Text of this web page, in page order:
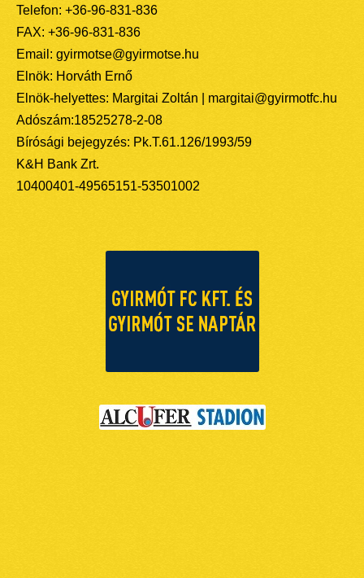
Telefon: +36-96-831-836
FAX: +36-96-831-836
Email: gyirmotse@gyirmotse.hu
Elnök: Horváth Ernő
Elnök-helyettes: Margitai Zoltán | margitai@gyirmotfc.hu
Adószám:18525278-2-08
Bírósági bejegyzés: Pk.T.61.126/1993/59
K&H Bank Zrt.
10400401-49565151-53501002